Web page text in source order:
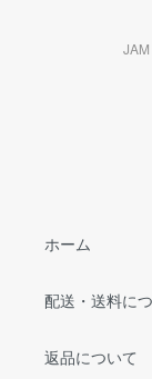
ホーム
配送・送料に
返品について